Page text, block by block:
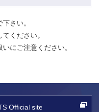
さい。
ください。
にご注意ください。
Official site